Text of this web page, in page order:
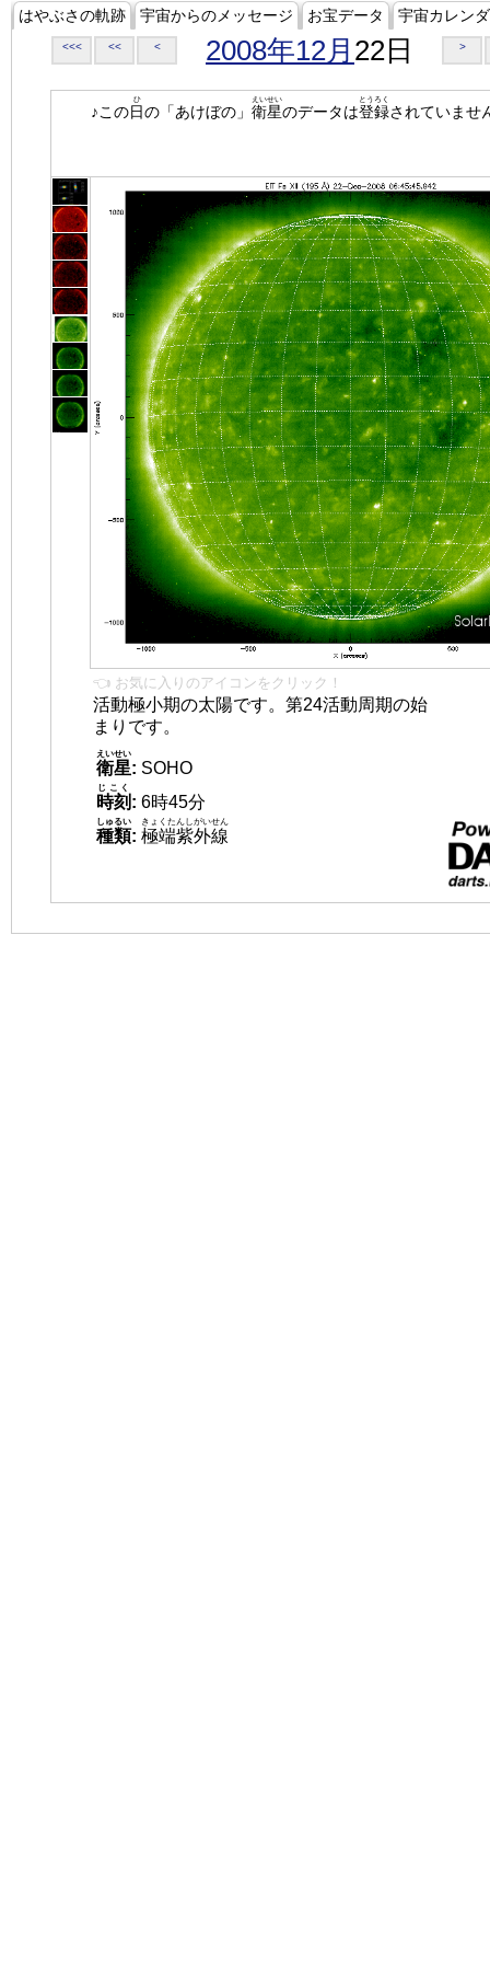
はやぶさの軌跡 宇宙からのメッセージ お宝データ 宇宙カレン
<<< << < 2008年12月 22日 >
♪この日
ひ
の「あけぼの」 衛星
えいせい
のデータは登録
とうろく
されていませ
👈 お気に入りのアイコンをクリック！
活動極小期の太陽です。第24活動周期の始
まりです。
衛星
えいせい
: SOHO
時刻
じこく
: 6時45分
種類
しゅるい
: 極端紫外線
きょくたんしがいせん